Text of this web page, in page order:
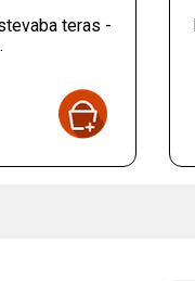
teras -